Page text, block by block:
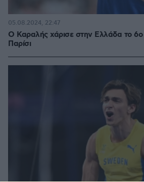
Ο Καραλής χάρισε στην Ελλάδα το 6ο
Παρίσι
05.08.2024, 22:47